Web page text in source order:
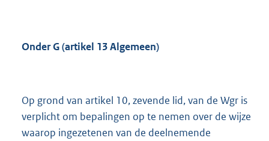
Onder G (artikel 13 Algemeen)
Op grond van artikel 10, zevende lid, van de Wgr is
verplicht om bepalingen op te nemen over de wijze
waarop ingezetenen van de deelnemende